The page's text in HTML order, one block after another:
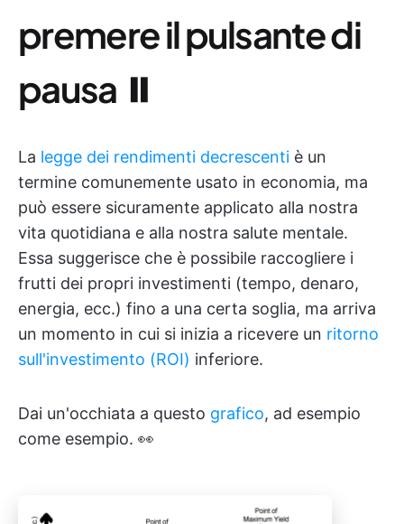
premere il pulsante di
pausa ⏸
La legge dei rendimenti decrescenti è un
termine comunemente usato in economia, ma
può essere sicuramente applicato alla nostra
vita quotidiana e alla nostra salute mentale.
Essa suggerisce che è possibile raccogliere i
frutti dei propri investimenti (tempo, denaro,
energia, ecc.) fino a una certa soglia, ma arriva
un momento in cui si inizia a ricevere un ritorno
sull'investimento (ROI) inferiore.
Dai un'occhiata a questo grafico, ad esempio
come esempio. 👀